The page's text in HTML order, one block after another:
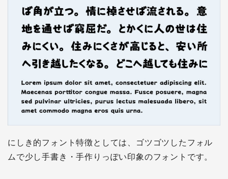
にしき的フォント特徴としては、ゴツゴツしたフォル
ムで少し手書き・手作りっぽい印象のフォントです。